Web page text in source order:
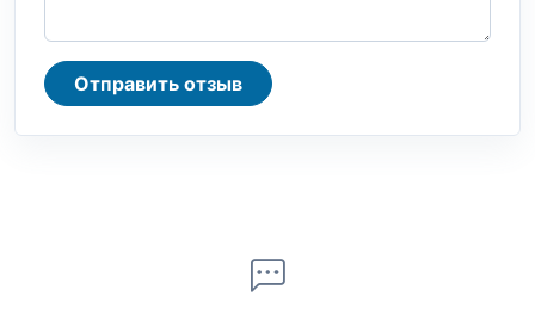
Отправить отзыв